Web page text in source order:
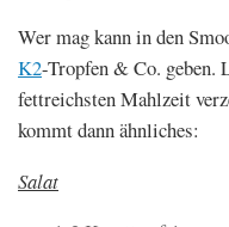
Wer mag kann in den
K2-Tropfen & Co. geben.
fettreichsten Mahlzeit
kommt dann ähnliches:
Salat